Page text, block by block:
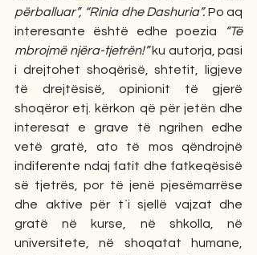
përballuar”, “Rinia dhe Dashuria”. Po aq
interesante është edhe poezia
“Të
mbrojmë njëra-tjetrën!” ku autorja, pasi
i drejtohet shoqërisë, shtetit, ligjeve
të drejtësisë, opinionit të gjerë
shoqëror etj. kërkon që për jetën dhe
interesat e grave të ngrihen edhe
vetë gratë, ato të mos qëndrojnë
indiferente ndaj fatit dhe fatkeqësisë
së tjetrës, por të jenë pjesëmarrëse
dhe aktive për t`i sjellë vajzat dhe
gratë në kurse, në shkolla, në
universitete, në shoqatat humane,